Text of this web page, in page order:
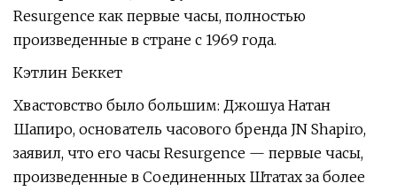
Resurgence как первые часы, полностью
произведенные в стране с 1969 года.
Кэтлин Беккет
Хвастовство было большим: Джошуа Натан
Шапиро, основатель часового бренда JN Shapiro,
заявил, что его часы Resurgence — первые часы,
произведенные в Соединенных Штатах за более